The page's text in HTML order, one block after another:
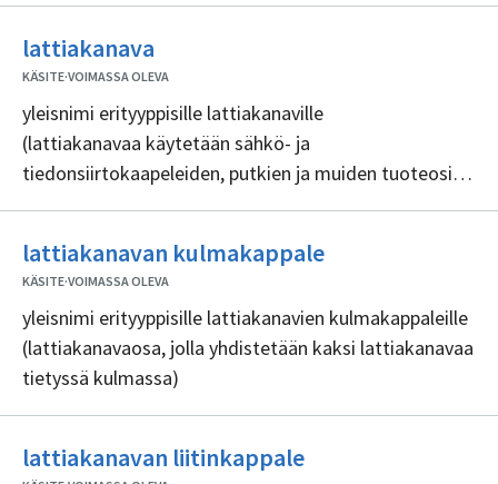
lattiakanava
sisällöntuottajia
KÄSITE·VOIMASSA OLEVA
yleisnimi erityyppisille lattiakanaville
(lattiakanavaa käytetään sähkö- ja
tiedonsiirtokaapeleiden, putkien ja muiden tuoteosien
tuoteosia, kuten pistorasioita)
lattiakanavan kulmakappaleEi
KÄSITE·VOIMASSA OLEVA
yleisnimi erityyppisille lattiakanavien kulmakappaleille
(lattiakanavaosa, jolla yhdistetään kaksi lattiakanavaa
tietyssä kulmassa)
lattiakanavan liitinkappaleEi